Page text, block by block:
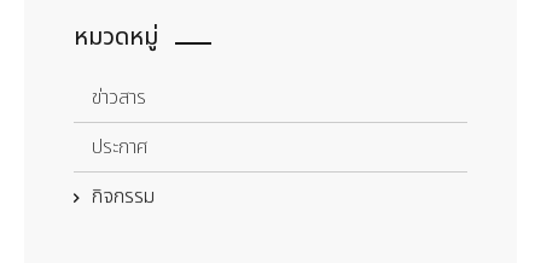
หมวดหมู่
ข่าวสาร
ประกาศ
กิจกรรม